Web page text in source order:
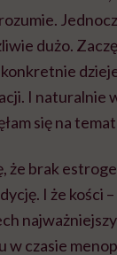
dużo.
I naturalnie
się na
że brak
I że kości
w czasie